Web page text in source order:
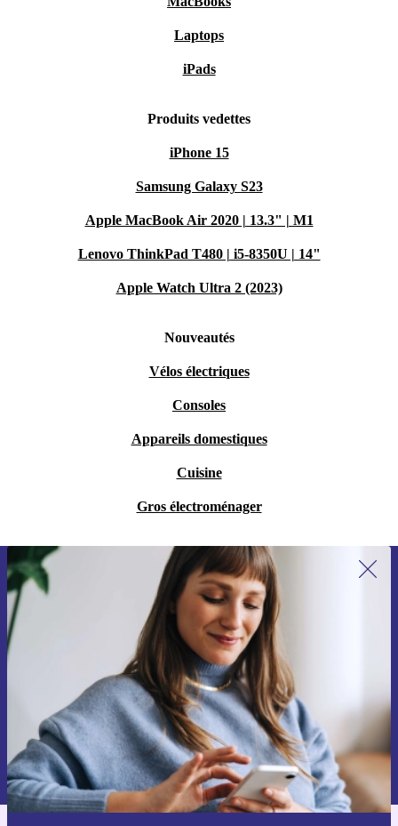
Laptops
iPads
Produits vedettes
iPhone 15
Samsung Galaxy S23
Apple MacBook Air 2020 | 13.3" | M1
Lenovo ThinkPad T480 | i5-8350U | 14"
Apple Watch Ultra 2 (2023)
Nouveautés
Vélos électriques
Consoles
Appareils domestiques
Cuisine
Gros électroménager
Recevoir offres et infos de refurbed
par mail
Ne manquez plus aucune offre.
S'inscrire
Retrouvez les informations sur l'utilisation des données personnelles
dans notre
politique de confidentialité.